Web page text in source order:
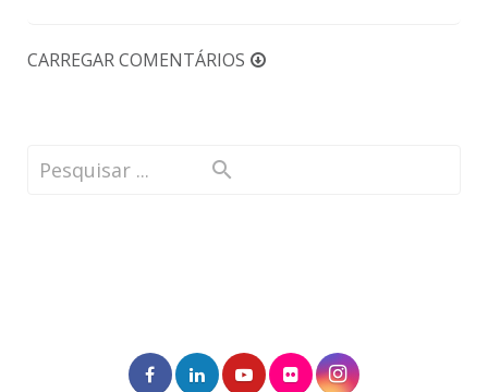
CARREGAR COMENTÁRIOS